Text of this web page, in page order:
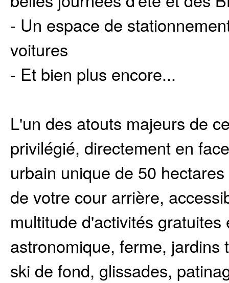
- Un espace de
voitures
- Et bien plus encore...
L'un des atouts majeurs de
privilégié, directement en
urbain unique de 50
de votre cour arrière,
multitude d'activités
astronomique, ferme,
ski de fond, glissades,